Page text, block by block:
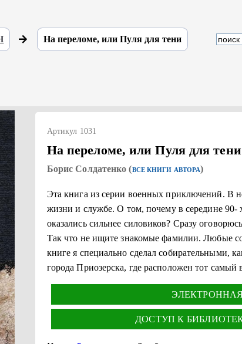
На переломе, или Пуля для тени
Артикул 1031
На переломе, или Пуля для тени
Борис Солдатенко (ВСЕ КНИГИ АВТОРА)
Эта книга из серии военных приключений. В
жизни и службе. О том, почему в середине 90-
оказались сильнее силовиков? Сразу
Так что не ищите знакомые фамилии. Любые
книге я специально сделал собирательными,
города Приозерска, где расположен тот самый
ЭЛЕКТРОННАЯ
ДОСТУП К